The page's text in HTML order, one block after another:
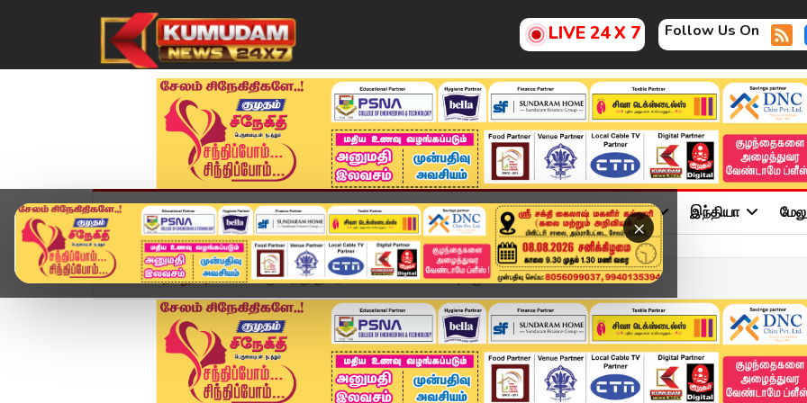
LIVE 24 X 7 Follow Us On
×
முகப்பு விளையாட்டு அண்மை தமிழ்நாடு சினிமா அரசியல் விளையாட்டு இந்தியா
Home தமிழ்நாடு போக்குவரத்து துறையில் வேலை என மோசடி.. முன்னாள் ...